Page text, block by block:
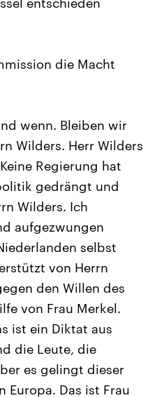
die Macht
wenn. Bleiben wir
Wilders. Herr Wilders
Regierung hat
gedrängt und
Wilders. Ich
aufgezwungen
selbst
von Herrn
den Willen des
von Frau Merkel.
ist ein Diktat aus
die Leute, die
es gelingt dieser
Europa. Das ist Frau